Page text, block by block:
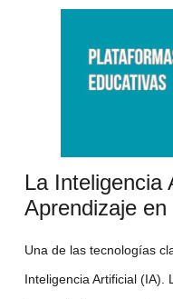
La Inteligencia
Aprendizaje
Una de las tecnologías
Inteligencia Artificial(IA).